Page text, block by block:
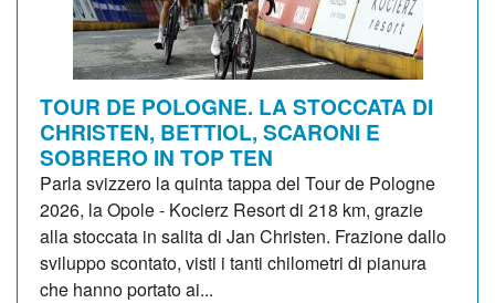
TOUR DE POLOGNE. LA STOCCATA DI
CHRISTEN, BETTIOL, SCARONI E
SOBRERO IN TOP TEN
Parla svizzero la quinta tappa del Tour de Pologne
2026, la Opole - Kocierz Resort di 218 km, grazie
alla stoccata in salita di Jan Christen. Frazione dallo
sviluppo scontato, visti i tanti chilometri di pianura
che hanno portato ai...